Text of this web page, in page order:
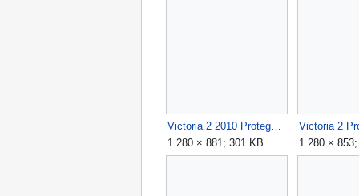
Victoria 2 2010 Protego.jpg
1.280 × 881; 301 KB
1.280 ×